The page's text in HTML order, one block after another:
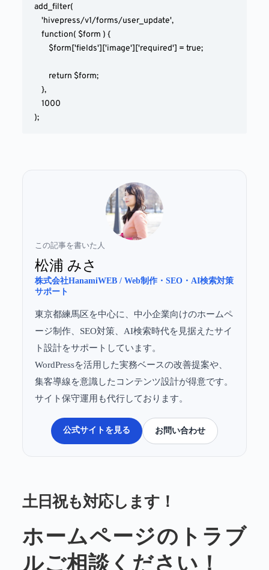
add_filter(
);
この記事を書いた人
松浦 みさ
株式会社HanamiWEB / Web制作・SEO・AI検索対策
サポート
東京都練馬区を中心に、中小企業向けのホームペ
ージ制作、SEO対策、AI検索時代を見据えたサイ
ト設計をサポートしています。
WordPressを活用した実務ベースの改善提案や、
集客導線を意識したコンテンツ設計が得意です。
サイト保守運用も代行しております。
公式サイトを見る お問い合わせ
土日祝も対応します！
ホームページのトラブ